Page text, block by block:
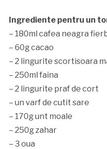
Ingrediente pentru un
– 180ml cafea neagra
– 60g cacao
– 2 lingurite scortisoara
– 250ml faina
– 2 lingurite praf de cort
– un varf de cutit sare
– 170g unt moale
– 250g zahar
– 3 oua